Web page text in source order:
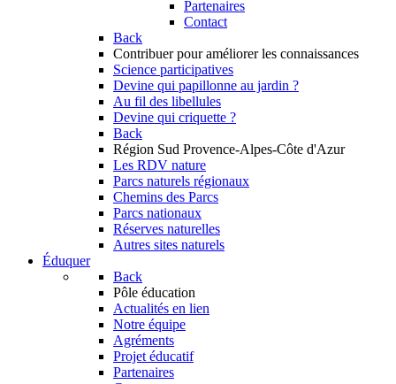
Partenaires
Contact
Back
Contribuer pour améliorer les connaissances
Science participatives
Devine qui papillonne au jardin ?
Au fil des libellules
Devine qui criquette ?
Back
Région Sud Provence-Alpes-Côte d'Azur
Les RDV nature
Parcs naturels régionaux
Chemins des Parcs
Parcs nationaux
Réserves naturelles
Autres sites naturels
Éduquer
Back
Pôle éducation
Actualités en lien
Notre équipe
Agréments
Projet éducatif
Partenaires